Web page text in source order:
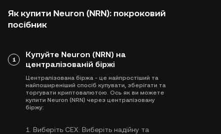
Як купити Neuron (NRN): покроковий
посібник
1
Купуйте Neuron (NRN) на
централізованій біржі
Централізована біржа - це найпростіший та
найпоширеніший спосіб купувати, зберігати та
торгувати криптовалютою. Ось як ви можете
купити Neuron (NRN) через централізовану
біржу:
1. Виберіть CEX: Виберіть надійну та